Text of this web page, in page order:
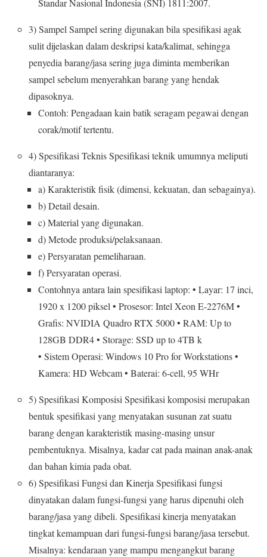
Standar Nasional Indonesia (SNI) 1811:2007.
3) Sampel Sampel sering digunakan bila spesifikasi agak
sulit dijelaskan dalam deskripsi kata/kalimat, sehingga
penyedia barang/jasa sering juga diminta memberikan
sampel sebelum menyerahkan barang yang hendak
dipasoknya.
Contoh: Pengadaan kain batik seragam pegawai dengan
corak/motif tertentu.
4) Spesifikasi Teknis Spesifikasi teknik umumnya meliputi
diantaranya:
a) Karakteristik fisik (dimensi, kekuatan, dan sebagainya).
b) Detail desain.
c) Material yang digunakan.
d) Metode produksi/pelaksanaan.
e) Persyaratan pemeliharaan.
f) Persyaratan operasi.
Contohnya antara lain spesifikasi laptop: • Layar: 17 inci,
1920 x 1200 piksel • Prosesor: Intel Xeon E-2276M •
Grafis: NVIDIA Quadro RTX 5000 • RAM: Up to
128GB DDR4 • Storage: SSD up to 4TB k
• Sistem Operasi: Windows 10 Pro for Workstations •
Kamera: HD Webcam • Baterai: 6-cell, 95 WHr
5) Spesifikasi Komposisi Spesifikasi komposisi merupakan
bentuk spesifikasi yang menyatakan susunan zat suatu
barang dengan karakteristik masing-masing unsur
pembentuknya. Misalnya, kadar cat pada mainan anak-anak
dan bahan kimia pada obat.
6) Spesifikasi Fungsi dan Kinerja Spesifikasi fungsi
dinyatakan dalam fungsi-fungsi yang harus dipenuhi oleh
barang/jasa yang dibeli. Spesifikasi kinerja menyatakan
tingkat kemampuan dari fungsi-fungsi barang/jasa tersebut.
Misalnya: kendaraan yang mampu mengangkut barang